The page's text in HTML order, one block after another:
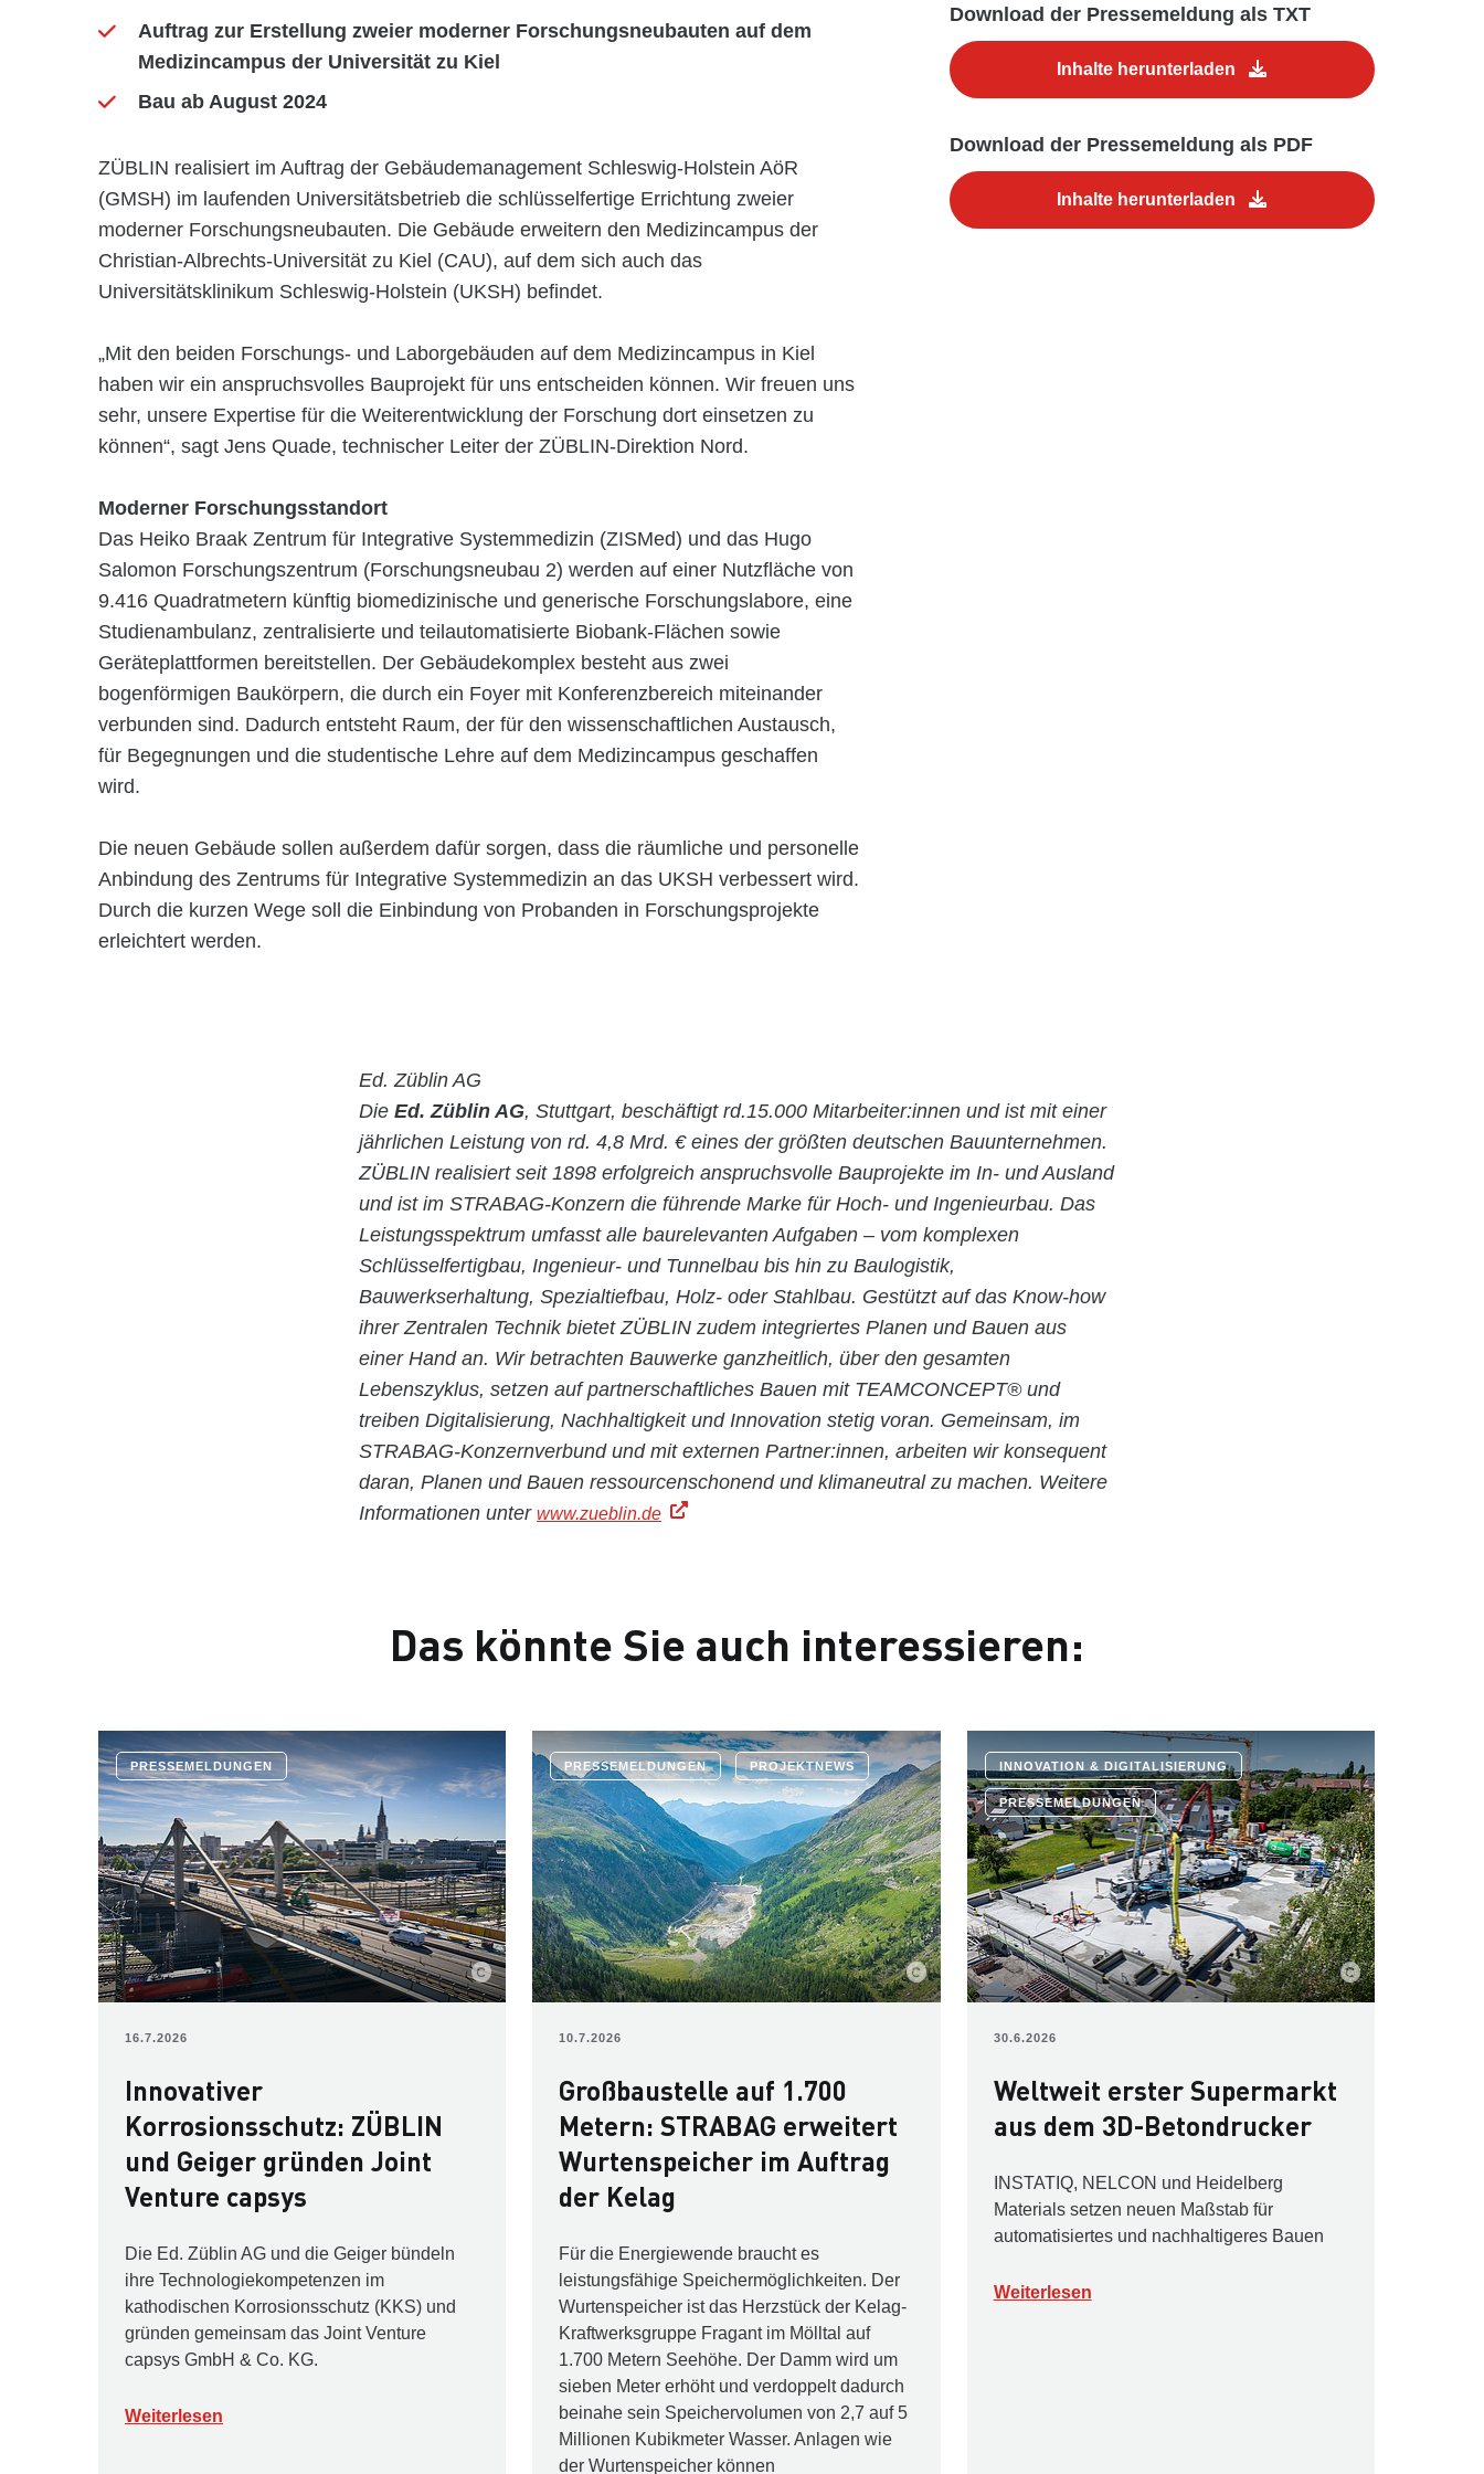
Auftrag zur Erstellung zweier moderner Forschungsneubauten auf dem
Medizincampus der Universität zu Kiel
Bau ab August 2024
ZÜBLIN realisiert im Auftrag der Gebäudemanagement Schleswig-Holstein AöR
(GMSH) im laufenden Universitätsbetrieb die schlüsselfertige Errichtung zweier
moderner Forschungsneubauten. Die Gebäude erweitern den Medizincampus der
Christian-Albrechts-Universität zu Kiel (CAU), auf dem sich auch das
Universitätsklinikum Schleswig-Holstein (UKSH) befindet.
„Mit den beiden Forschungs- und Laborgebäuden auf dem Medizincampus in Kiel
haben wir ein anspruchsvolles Bauprojekt für uns entscheiden können. Wir freuen uns
sehr, unsere Expertise für die Weiterentwicklung der Forschung dort einsetzen zu
können“, sagt Jens Quade, technischer Leiter der ZÜBLIN-Direktion Nord.
Moderner Forschungsstandort
Das Heiko Braak Zentrum für Integrative Systemmedizin (ZISMed) und das Hugo
Salomon Forschungszentrum (Forschungsneubau 2) werden auf einer Nutzfläche von
9.416 Quadratmetern künftig biomedizinische und generische Forschungslabore, eine
Studienambulanz, zentralisierte und teilautomatisierte Biobank-Flächen sowie
Geräteplattformen bereitstellen. Der Gebäudekomplex besteht aus zwei
bogenförmigen Baukörpern, die durch ein Foyer mit Konferenzbereich miteinander
verbunden sind. Dadurch entsteht Raum, der für den wissenschaftlichen Austausch,
für Begegnungen und die studentische Lehre auf dem Medizincampus geschaffen
wird.
Die neuen Gebäude sollen außerdem dafür sorgen, dass die räumliche und personelle
Anbindung des Zentrums für Integrative Systemmedizin an das UKSH verbessert wird.
Durch die kurzen Wege soll die Einbindung von Probanden in Forschungsprojekte
erleichtert werden.
Download der Pressemeldung als TXT
Inhalte herunterladen
Download der Pressemeldung als PDF
Inhalte herunterladen
Ed. Züblin AG
Die Ed. Züblin AG, Stuttgart, beschäftigt rd.15.000 Mitarbeiter:innen und ist mit einer
jährlichen Leistung von rd. 4,8 Mrd. € eines der größten deutschen Bauunternehmen.
ZÜBLIN realisiert seit 1898 erfolgreich anspruchsvolle Bauprojekte im In- und Ausland
und ist im STRABAG-Konzern die führende Marke für Hoch- und Ingenieurbau. Das
Leistungsspektrum umfasst alle baurelevanten Aufgaben – vom komplexen
Schlüsselfertigbau, Ingenieur- und Tunnelbau bis hin zu Baulogistik,
Bauwerkserhaltung, Spezialtiefbau, Holz- oder Stahlbau. Gestützt auf das Know-how
ihrer Zentralen Technik bietet ZÜBLIN zudem integriertes Planen und Bauen aus
einer Hand an. Wir betrachten Bauwerke ganzheitlich, über den gesamten
Lebenszyklus, setzen auf partnerschaftliches Bauen mit TEAMCONCEPT® und
treiben Digitalisierung, Nachhaltigkeit und Innovation stetig voran. Gemeinsam, im
STRABAG-Konzernverbund und mit externen Partner:innen, arbeiten wir konsequent
daran, Planen und Bauen ressourcenschonend und klimaneutral zu machen. Weitere
Informationen unter www.zueblin.de
Das könnte Sie auch interessieren:
PRESSEMELDUNGEN
16.7.2026
Innovativer
Korrosionsschutz: ZÜBLIN
und Geiger gründen Joint
Venture capsys
Die Ed. Züblin AG und die Geiger bündeln
ihre Technologiekompetenzen im
kathodischen Korrosionsschutz (KKS) und
gründen gemeinsam das Joint Venture
capsys GmbH & Co. KG.
Weiterlesen
PRESSEMELDUNGEN PROJEKTNEWS
10.7.2026
Großbaustelle auf 1.700
Metern: STRABAG erweitert
Wurtenspeicher im Auftrag
der Kelag
Für die Energiewende braucht es
leistungsfähige Speichermöglichkeiten. Der
Wurtenspeicher ist das Herzstück der Kelag-
Kraftwerks­gruppe Fragant im Mölltal auf
1.700 Metern Seehöhe. Der Damm wird um
sieben Meter erhöht und verdoppelt dadurch
beinahe sein Spei­chervolumen von 2,7 auf 5
Millionen Kubikmeter Wasser. Anlagen wie
der Wurtenspeicher können
INNOVATION & DIGITALISIERUNG
PRESSEMELDUNGEN
30.6.2026
Weltweit erster Supermarkt
aus dem 3D-Betondrucker
INSTATIQ, NELCON und Heidelberg
Materials setzen neuen Maßstab für
automatisiertes und nachhaltigeres Bauen
Weiterlesen